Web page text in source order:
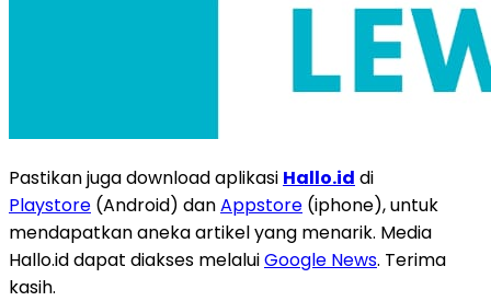
Pastikan juga download aplikasi Hallo.id di
Playstore (Android) danAppstore (iphone), untuk
mendapatkan aneka artikel yang menarik. Media
Hallo.id dapat diakses melaluiGoogle News. Terima
kasih.